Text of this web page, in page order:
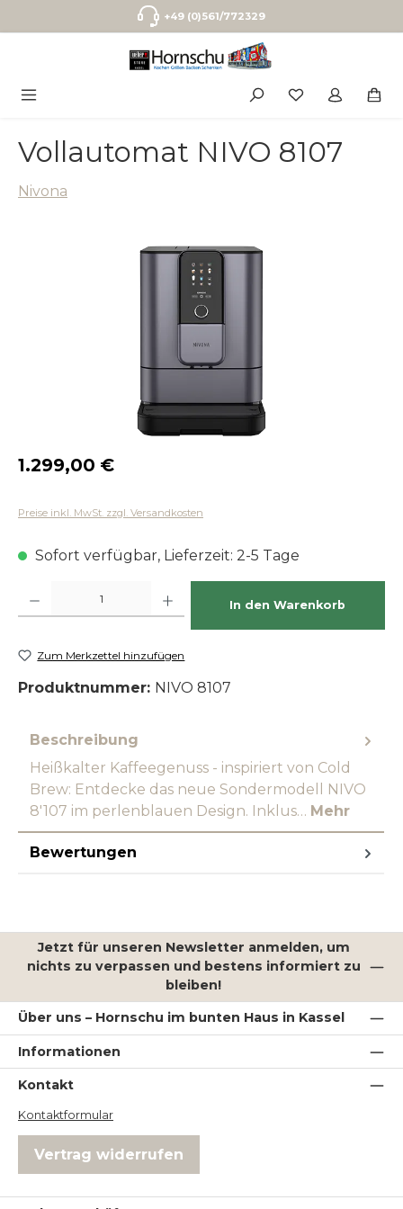
Zum Hauptinhalt springen+49 (0)561/772329
Vollautomat NIVO 8107
Nivona
Bildergalerie überspringen
Regulärer Preis:
1.299,00 €
Preise inkl. MwSt. zzgl. Versandkosten
Sofort verfügbar, Lieferzeit: 2-5 Tage
In den Warenkorb
Zum Merkzettel hinzufügen
Produktnummer: NIVO 8107
Beschreibung
Heißkalter Kaffeegenuss - inspiriert von Cold
Brew: Entdecke das neue Sondermodell NIVO
8'107 im perlenblauen Design. Inklus… Mehr
Bewertungen
Jetzt für unseren Newsletter anmelden, um
nichts zu verpassen und bestens informiert zu
bleiben!
Über uns – Hornschu im bunten Haus in Kassel
Informationen
Kontakt
Kontaktformular
Vertrag widerrufen